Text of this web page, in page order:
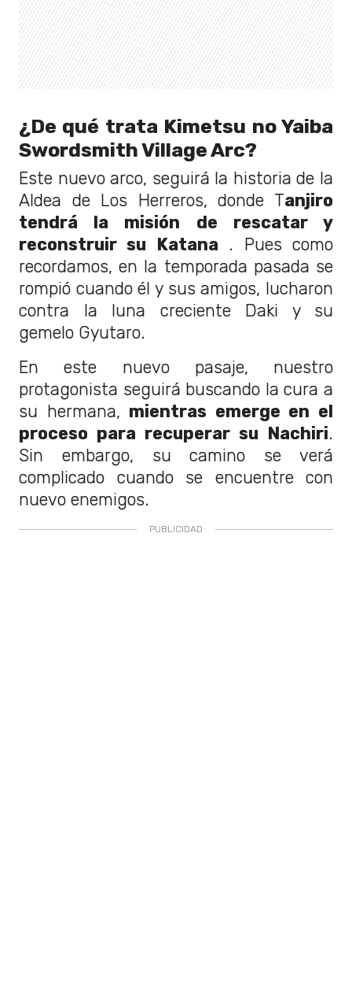
¿De qué trata Kimetsu no Yaiba
Swordsmith Village Arc?
Este nuevo arco, seguirá la historia de la
Aldea de Los Herreros, donde Tanjiro
tendrá la misión de rescatar y
reconstruir su Katana . Pues como
recordamos, en la temporada pasada se
rompió cuando él y sus amigos, lucharon
contra la luna creciente Daki y su
gemelo Gyutaro.
En este nuevo pasaje, nuestro
protagonista seguirá buscando la cura a
su hermana, mientras emerge en el
proceso para recuperar su Nachiri.
Sin embargo, su camino se verá
complicado cuando se encuentre con
nuevo enemigos.